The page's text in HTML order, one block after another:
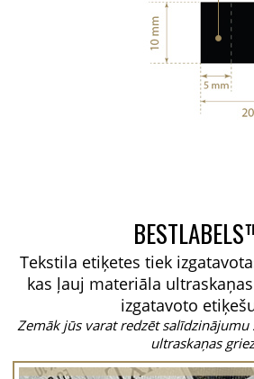
Tekstila etiķetes tiek
kas ļauj materiāla
izgatavoto
Zemāk jūs varat redzēt
ultraskaņas